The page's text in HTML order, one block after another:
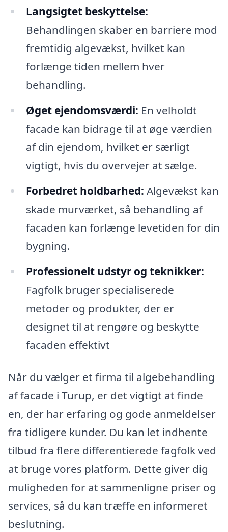
Langsigtet beskyttelse:
Behandlingen skaber en barriere mod
fremtidig algevækst, hvilket kan
forlænge tiden mellem hver
behandling.
Øget ejendomsværdi: En velholdt
facade kan bidrage til at øge værdien
af din ejendom, hvilket er særligt
vigtigt, hvis du overvejer at sælge.
Forbedret holdbarhed: Algevækst kan
skade murværket, så behandling af
facaden kan forlænge levetiden for din
bygning.
Professionelt udstyr og teknikker:
Fagfolk bruger specialiserede
metoder og produkter, der er
designet til at rengøre og beskytte
facaden effektivt
Når du vælger et firma til algebehandling
af facade i Turup, er det vigtigt at finde
en, der har erfaring og gode anmeldelser
fra tidligere kunder. Du kan let indhente
tilbud fra flere differentierede fagfolk ved
at bruge vores platform. Dette giver dig
muligheden for at sammenligne priser og
services, så du kan træffe en informeret
beslutning.